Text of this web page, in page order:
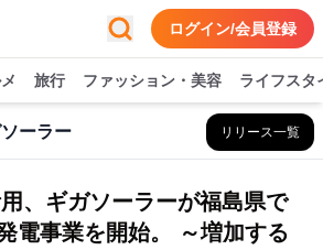
ログイン/会員登録
旅行 ファッション・美容 ライフスタ
ーラー リリース一覧
、ギガソーラーが福島県で
電事業を開始。 ～増加する